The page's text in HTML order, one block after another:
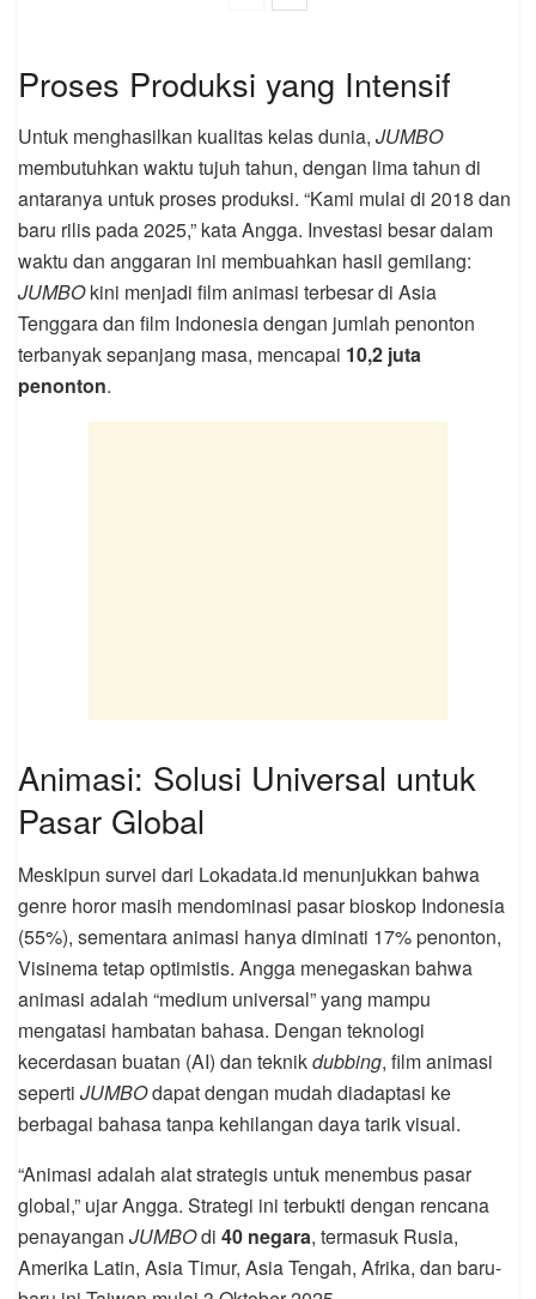
Proses Produksi yang Intensif
Untuk menghasilkan kualitas kelas dunia, JUMBO
membutuhkan waktu tujuh tahun, dengan lima tahun di
antaranya untuk proses produksi. “Kami mulai di 2018 dan
baru rilis pada 2025,” kata Angga. Investasi besar dalam
waktu dan anggaran ini membuahkan hasil gemilang:
JUMBOkini menjadi film animasi terbesar di Asia
Tenggara dan film Indonesia dengan jumlah penonton
terbanyak sepanjang masa, mencapai 10,2 juta
penonton.
Animasi: Solusi Universal untuk
Pasar Global
Meskipun survei dari Lokadata.id menunjukkan bahwa
genre horor masih mendominasi pasar bioskop Indonesia
(55%), sementara animasi hanya diminati 17% penonton,
Visinema tetap optimistis. Angga menegaskan bahwa
animasi adalah “medium universal” yang mampu
mengatasi hambatan bahasa. Dengan teknologi
kecerdasan buatan (AI) dan teknikdubbing, film animasi
seperti JUMBOdapat dengan mudah diadaptasi ke
berbagai bahasa tanpa kehilangan daya tarik visual.
“Animasi adalah alat strategis untuk menembus pasar
global,” ujar Angga. Strategi ini terbukti dengan rencana
penayangan JUMBOdi 40 negara, termasuk Rusia,
Amerika Latin, Asia Timur, Asia Tengah, Afrika, dan baru-